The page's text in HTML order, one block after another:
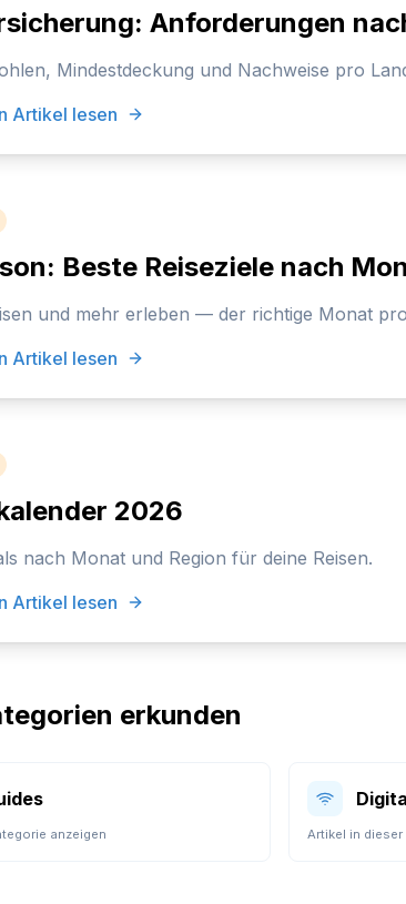
Anforderungen
Mindestdeckung und Nachweise pro
Artikel lesen
Beste Reiseziele nach
und mehr erleben — der richtige Monat
Artikel lesen
2026
nach Monat und Region für deine Reisen.
Artikel lesen
erkunden
anzeigen Artikel in